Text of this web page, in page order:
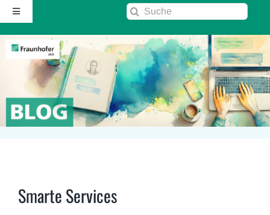
Zum
Inhalt
springen
Toggle
Navigation
Startseite
Über diesen Blog
Kontakt
RSS
Suche
Smarte Services